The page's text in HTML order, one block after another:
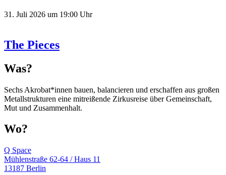
31. Juli 2026 um 19:00 Uhr
The Pieces
Was?
Sechs Akrobat*innen bauen, balancieren und erschaffen aus großen
Metallstrukturen eine mitreißende Zirkusreise über Gemeinschaft,
Mut und Zusammenhalt.
Wo?
Q Space
Mühlenstraße 62-64 / Haus 11
13187 Berlin